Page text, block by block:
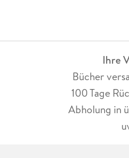
Ihre
Bücher
100 Tage
Abholung in